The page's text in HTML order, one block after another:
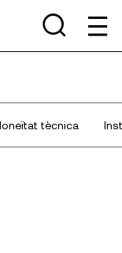
tècnica